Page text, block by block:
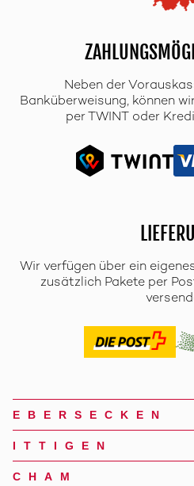
Neben der
Banküberweisung, können
per TWINT oder
Wir verfügen über ein
zusätzlich Pakete per
EBERSECKEN
ITTIGEN
CHAM